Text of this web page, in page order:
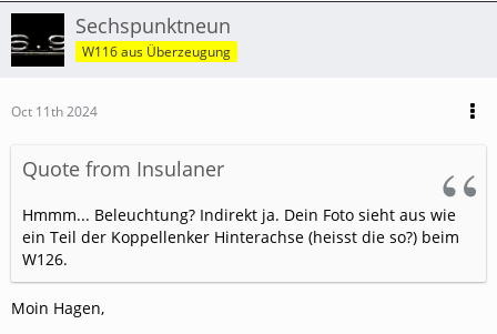
Sechspunktneun
W116 aus Überzeugung
Oct 11th 2024
Quote from Insulaner
Hmmm... Beleuchtung? Indirekt ja. Dein Foto sieht aus wie
ein Teil der Koppellenker Hinterachse (heisst die so?) beim
W126.
Moin Hagen,